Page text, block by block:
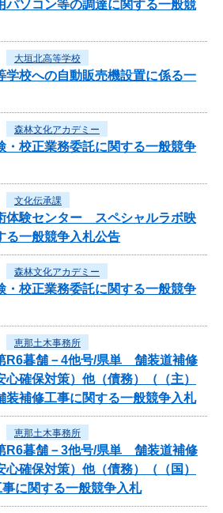
パソコン等の調達に関する一般競
大垣北高等学校
学校への自動販売機設置に係る一
森林文化アカデミー
・校正業務委託に関する一般競争
文化伝承課
体験センター スペシャルラボ映
る一般競争入札公告
森林文化アカデミー
・校正業務委託に関する一般競争
恵那土木事務所
R6暮舗－4他号/県単 舗装道補修
心確保対策）他（債務）（（主）
装補修工事に関する一般競争入札
恵那土木事務所
R6暮舗－3他号/県単 舗装道補修
心確保対策）他（債務）（（国）
に関する一般競争入札